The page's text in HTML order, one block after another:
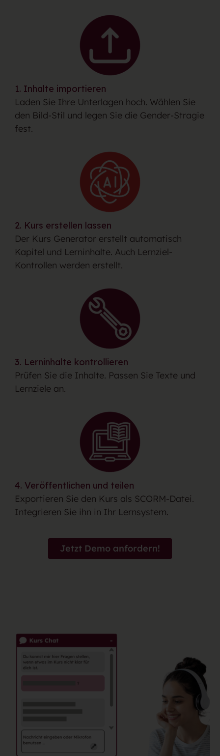
1. Inhalte importieren
Laden Sie Ihre Unterlagen hoch. Wählen Sie
den Bild-Stil und legen Sie die Gender-Stragie
fest.
2. Kurs erstellen lassen
Der Kurs Generator erstellt automatisch
Kapitel und Lerninhalte. Auch Lernziel-
Kontrollen werden erstellt.
3. Lerninhalte kontrollieren
Prüfen Sie die Inhalte. Passen Sie Texte und
Lernziele an.
4. Veröffentlichen und teilen
Exportieren Sie den Kurs als SCORM-Datei.
Integrieren Sie ihn in Ihr Lernsystem.
Jetzt Demo anfordern!